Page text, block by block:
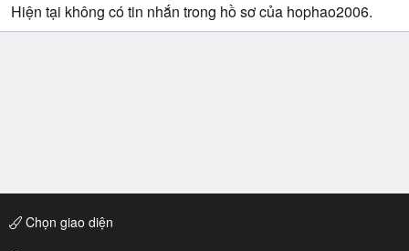
Hiện tại không có tin nhắn trong hồ sơ của hophao2006.
Chọn giao diện